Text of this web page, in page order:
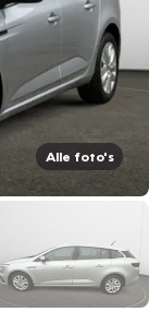
Alle foto's